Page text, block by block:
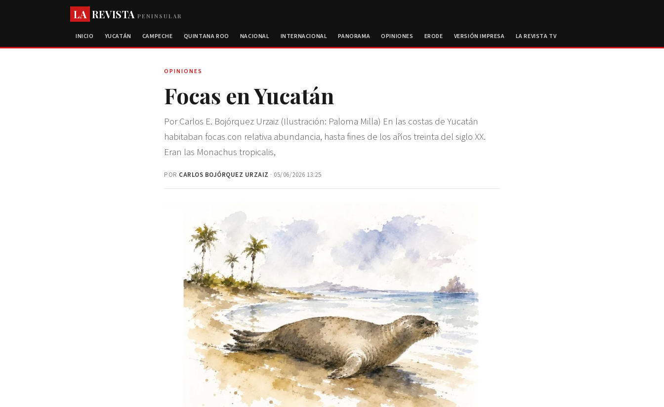
LA REVISTAPENINSULAR
INICIO YUCATÁN CAMPECHE QUINTANA ROO NACIONAL INTERNACIONAL PANORAMA OPINIONES ERODE VERSIÓN IMPRESA LA REVISTA TV
OPINIONES
Focas en Yucatán
Por Carlos E. Bojórquez Urzaiz (Ilustración: Paloma Milla) En las costas de Yucatán
habitaban focas con relativa abundancia, hasta fines de los años treinta del siglo XX.
Eran las Monachus tropicalis,
POR CARLOS BOJÓRQUEZ URZAIZ · 05/06/2026 13:25